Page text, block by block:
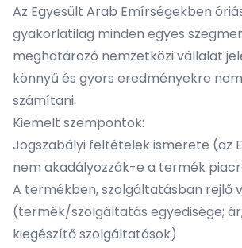
Az Egyesült Arab Emírségekben
gyakorlatilag minden egyes
meghatározó nemzetközi vállalat
könnyű és gyors eredményekre
számítani.
Kiemelt szempontok:
Jogszabályi feltételek ismerete (az
nem akadályozzák-e a termék
A termékben, szolgáltatásban rejlő
(termék/szolgáltatás egyedisége;
kiegészítő szolgáltatások)